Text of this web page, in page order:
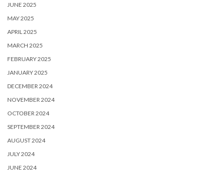
JUNE 2025
MAY 2025
APRIL 2025
MARCH 2025
FEBRUARY 2025
JANUARY 2025
DECEMBER 2024
NOVEMBER 2024
OCTOBER 2024
SEPTEMBER 2024
AUGUST 2024
JULY 2024
JUNE 2024